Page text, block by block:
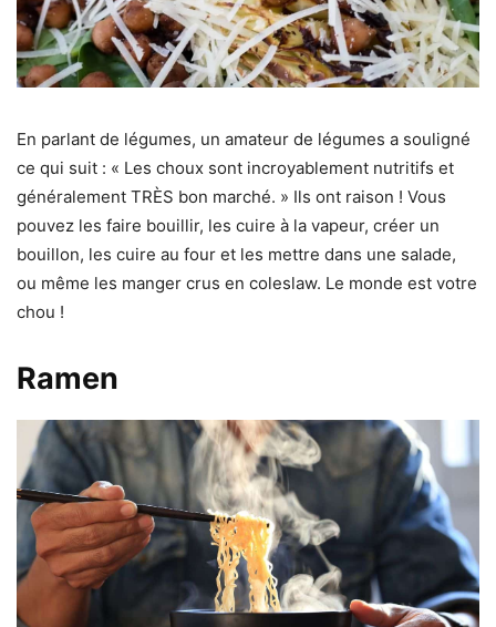
En parlant de légumes, un amateur de légumes a souligné
ce qui suit : « Les choux sont incroyablement nutritifs et
généralement TRÈS bon marché. » Ils ont raison ! Vous
pouvez les faire bouillir, les cuire à la vapeur, créer un
bouillon, les cuire au four et les mettre dans une salade,
ou même les manger crus en coleslaw. Le monde est votre
chou !
Ramen